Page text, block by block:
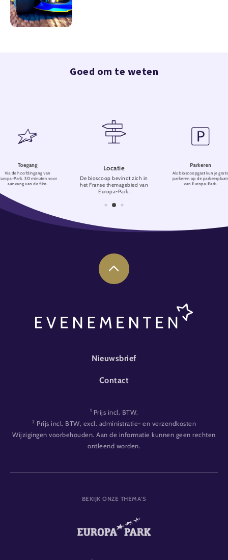
Goed om te weten
Toegang
Via de hoofdingang van
Park. 30 minuten voor
aanvang van de film.
Locatie
De bioscoop bevindt zich in
het Franse themagebied van
Europa-Park.
Parkeren
Als bioscoopgast kun je
parkeren op de
van Europa-Park.
FOOTER-EVENT
Nieuwsbrief
Contact
1 Prijs incl. BTW.
2 Prijs incl. BTW, excl. administratie- en verzendkosten
Wijzigingen voorbehouden. Aan de informatie kunnen geen rechten
ontleend worden.
BEKIJK ONZE THEMA'S